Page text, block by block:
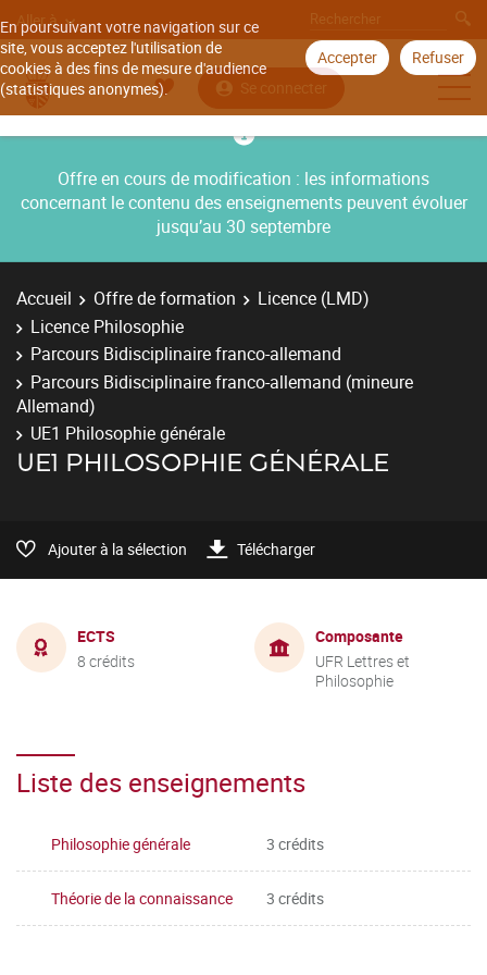
En poursuivant votre navigation sur ce
site, vous acceptez l'utilisation de
cookies à des fins de mesure d'audience
(statistiques anonymes).
Accepter Refuser
Aller à
Se connecter
Offre en cours de modification : les informations
concernant le contenu des enseignements peuvent évoluer
jusqu’au 30 septembre
Accueil Offre de formation
Licence (LMD)
Licence Philosophie
Parcours Bidisciplinaire franco-allemand
Parcours Bidisciplinaire franco-allemand (mineure
Allemand)
UE1 Philosophie générale
UE1 PHILOSOPHIE GÉNÉRALE
Ajouter à la sélection Télécharger
ECTS
8 crédits
Composante
UFR Lettres et
Philosophie
Liste des enseignements
Philosophie générale 3 crédits
Théorie de la connaissance 3 crédits